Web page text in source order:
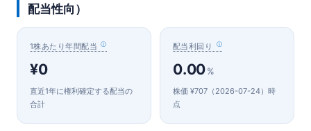
配当性向）
1株あたり年間配当
¥0
直近1年に権利確定する配当の
合計
配当利回り
0.00%
株価 ¥707（2026-07-24）時
点